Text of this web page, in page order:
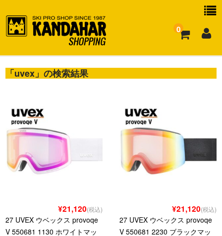
0
お買い物ガイド
「uvex 」の検索結果
¥21,120(税込)
27 UVEX ウベックス provoqe
V 550681 1130 ホワイトマッ
¥21,120(税込)
27 UVEX ウベックス provoqe
V 550681 2230 ブラックマッ